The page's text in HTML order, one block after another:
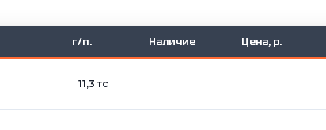
г/п. Наличие Цена, р.
11,3 тс